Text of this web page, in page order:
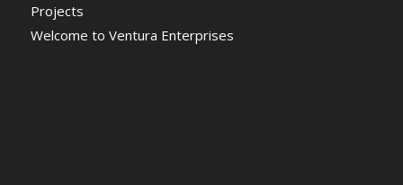
Projects
Welcome to Ventura Enterprises